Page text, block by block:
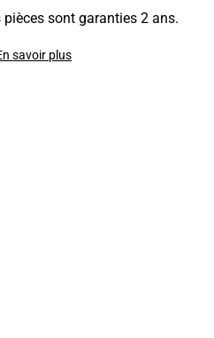
pièces sont garanties 2 ans.
savoir plus